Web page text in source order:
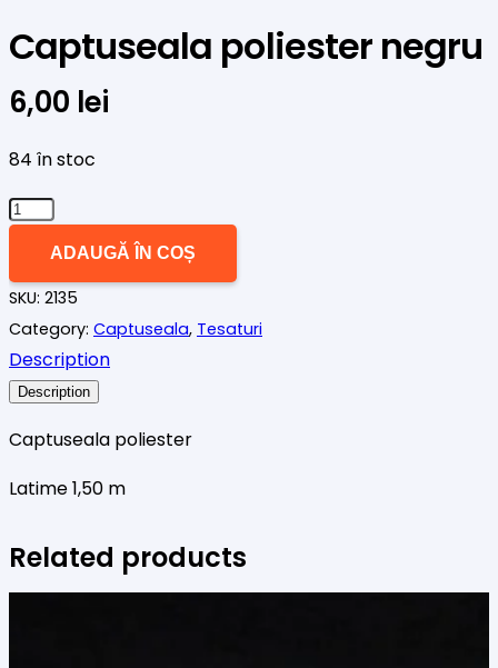
Captuseala poliester negru
6,00 lei
84 în stoc
Cantitate
negru
ADAUGĂ ÎN COȘ
SKU: 2135
Category: Captuseala, Tesaturi
Description
Description
Captuseala poliester
Latime 1,50 m
Related products